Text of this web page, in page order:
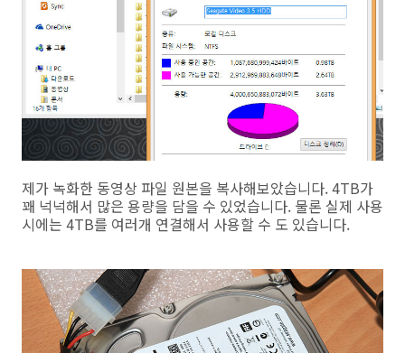
제가 녹화한 동영상 파일 원본을 복사해보았습니다. 4TB가
꽤 넉넉해서 많은 용량을 담을 수 있었습니다. 물론 실제 사용
시에는 4TB를 여러개 연결해서 사용할 수 도 있습니다.